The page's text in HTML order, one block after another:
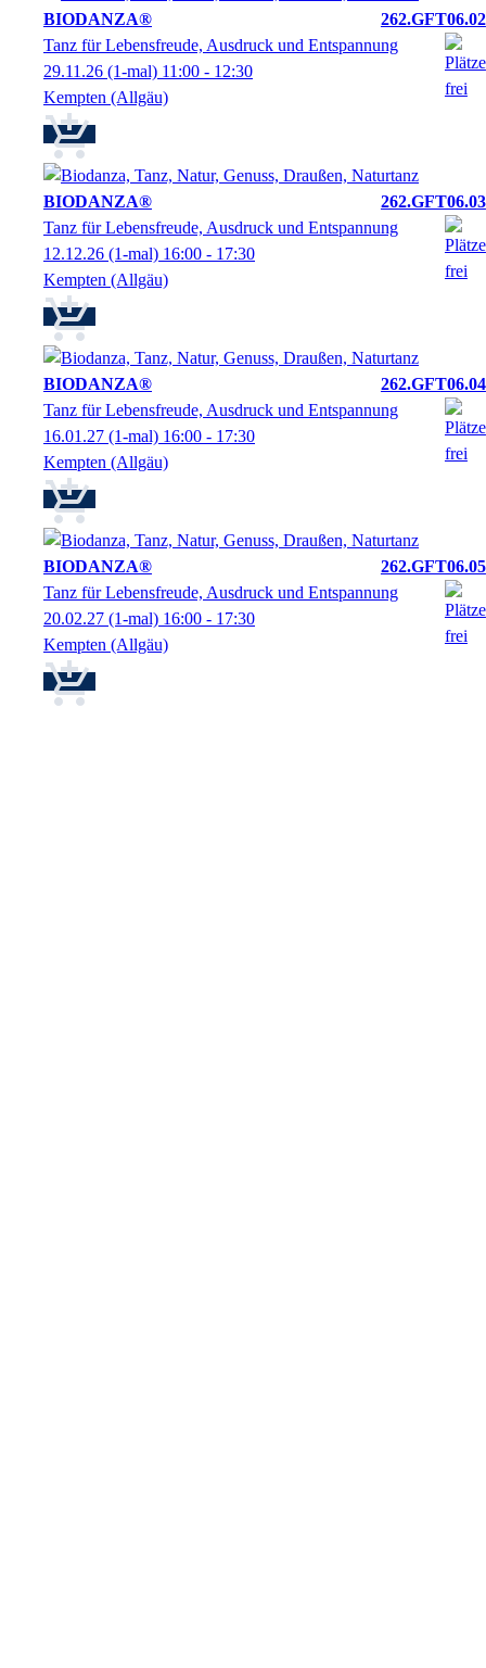
BIODANZA®
262.GFT06.02
Tanz für Lebensfreude, Ausdruck und Entspannung
29.11.26 (1-mal) 11:00 - 12:30
Kempten (Allgäu)
BIODANZA®
262.GFT06.03
Tanz für Lebensfreude, Ausdruck und Entspannung
12.12.26 (1-mal) 16:00 - 17:30
Kempten (Allgäu)
BIODANZA®
262.GFT06.04
Tanz für Lebensfreude, Ausdruck und Entspannung
16.01.27 (1-mal) 16:00 - 17:30
Kempten (Allgäu)
BIODANZA®
262.GFT06.05
Tanz für Lebensfreude, Ausdruck und Entspannung
20.02.27 (1-mal) 16:00 - 17:30
Kempten (Allgäu)